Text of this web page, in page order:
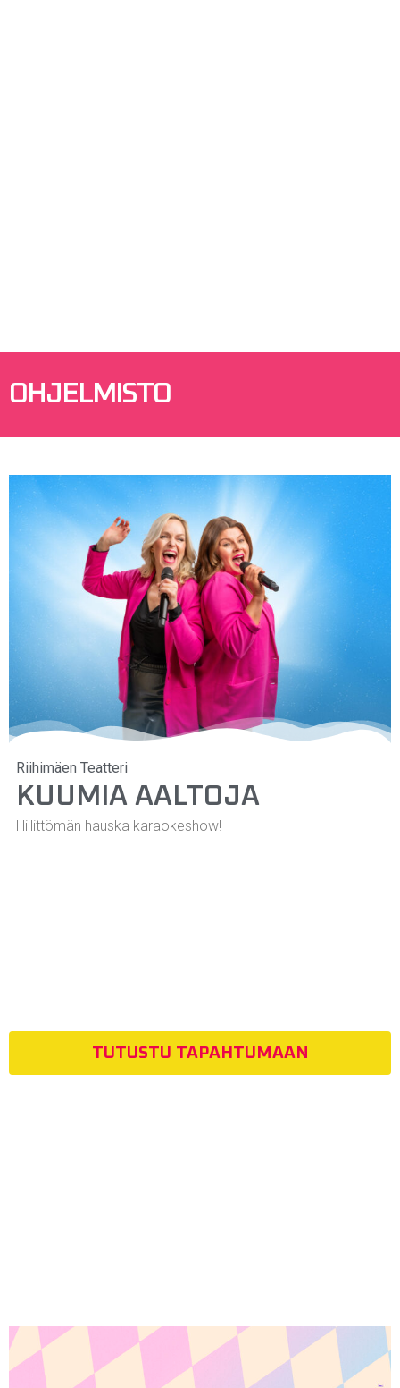
OHJELMISTO
Riihimäen Teatteri
KUUMIA AALTOJA
Hillittömän hauska karaokeshow!
TUTUSTU TAPAHTUMAAN